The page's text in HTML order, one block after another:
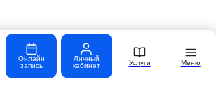
Онлайн
запись
Личный
кабинет
Услуги Меню